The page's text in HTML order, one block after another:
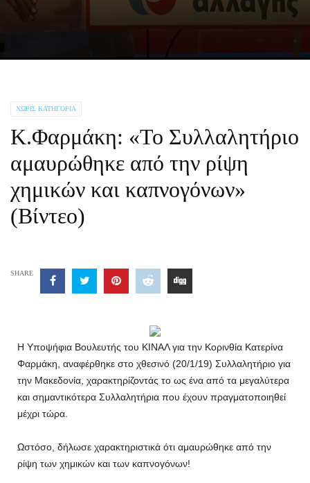
ΧΩΡΊΣ ΚΑΤΗΓΟΡΊΑ
Κ.Φαρμάκη: «Το Συλλαλητήριο
αμαυρώθηκε από την ρίψη
χημικών και καπνογόνων»
(Βίντεο)
SHARE
Η Υποψήφια Βουλευτής του ΚΙΝΑΛ για την Κορινθία Κατερίνα
Φαρμάκη, αναφέρθηκε στο χθεσινό (20/1/19) Συλλαλητήριο για
την Μακεδονία, χαρακτηρίζοντάς το ως ένα από τα μεγαλύτερα
και σημαντικότερα Συλλαλητήρια που έχουν πραγματοποιηθεί
μέχρι τώρα.
Ωστόσο, δήλωσε χαρακτηριστικά ότι αμαυρώθηκε από την
ρίψη των χημικών και των καπνογόνων!